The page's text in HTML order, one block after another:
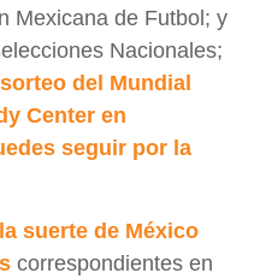
Mexicana de Futbol; y
Nacionales;
del Mundial
Center en
seguir por la
suerte de México
correspondientes en